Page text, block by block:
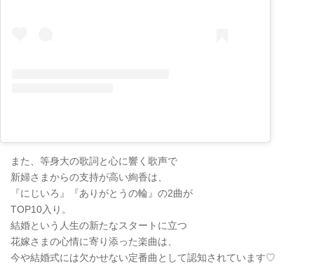
また、等身大の歌詞と心に響く歌声で
新婦さまからの支持が高い絢香は、
『にじいろ』『ありがとうの輪』の2曲が
TOP10入り。
結婚という人生の新たなスタートに立つ
花嫁さまの心情に寄り添った楽曲は、
今や結婚式には欠かせない定番曲として認知されています♡